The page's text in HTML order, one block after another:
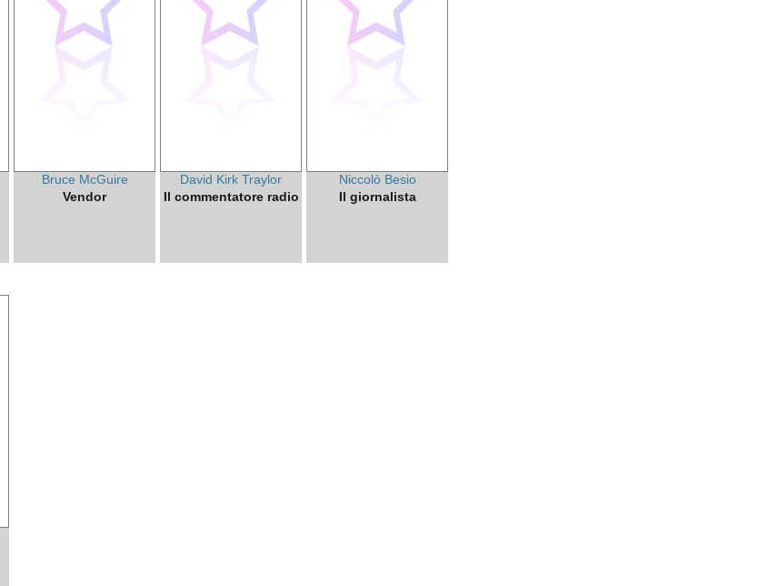
Bruce McGuire
Vendor
David Kirk Traylor
Il commentatore radio
Niccolò Besio
Il giornalista